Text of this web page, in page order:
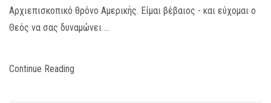
Αρχιεπισκοπικό θρόνο Αμερικής. Είμαι βέβαιος - και εύχομαι ο
Θεός να σας δυναμώνει …
Continue Reading